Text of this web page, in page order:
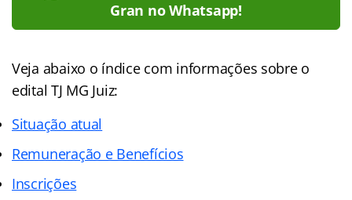
Gran no Whatsapp!
Veja abaixo o índicecom informações sobre o
edital TJ MG Juiz:
Situação atual
Remuneração e Benefícios
Inscrições